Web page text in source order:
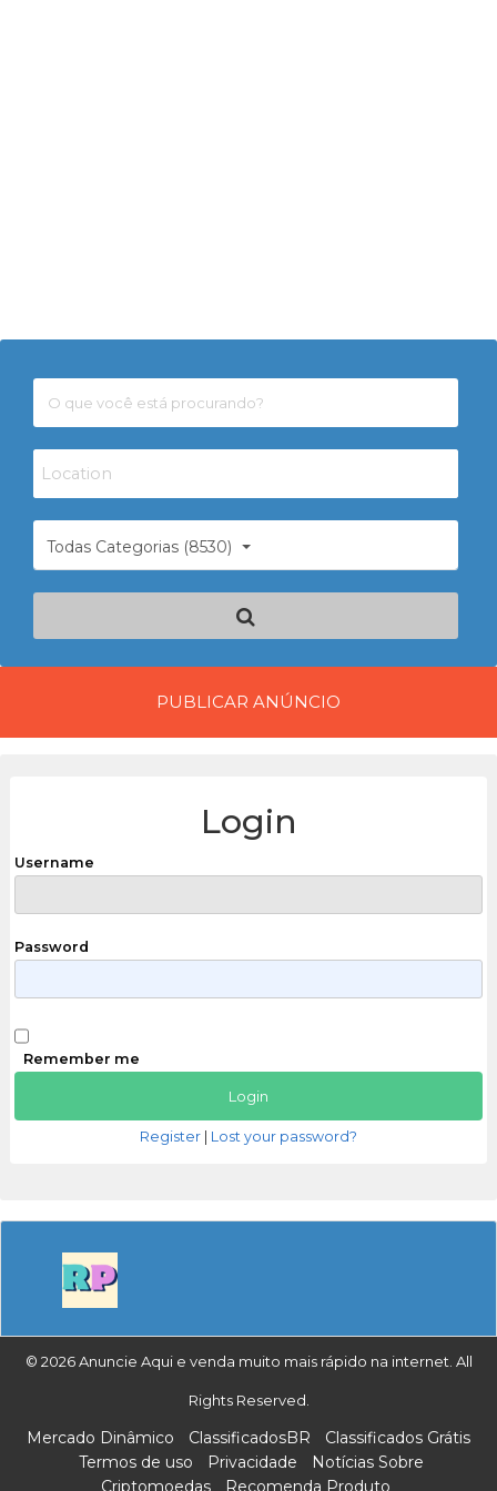
Todas Categorias (8530)
PUBLICAR ANÚNCIO
Login
Username
Password
Remember me
Register Lost your password?
© 2026 Anuncie Aqui e venda muito mais rápido na internet. All
Rights Reserved.
Mercado Dinâmico ClassificadosBR
Classificados Grátis
Termos de uso
Privacidade
Notícias Sobre
Criptomoedas
Recomenda Produto